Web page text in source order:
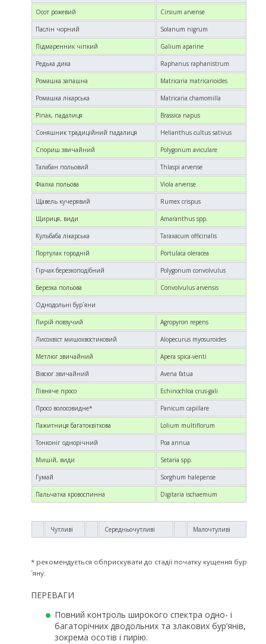
Осот рожевий Cirsium arvense
Паслін чорний Solanum nigrum
Підмаренник чіпкий Galium aparine
Редька дика Raphanus raphanistrum
Ромашка запашна Matricaria matricarioides
Ромашка лікарська Matricaria chamomilla
Ріпак, падалиця Brassica napus
Соняшник традиційний падалиця Helianthus cultus sativus
Спориш звичайний Polygonum aviculare
Талабан польовий Thlaspi arvense
Фіалка польова Viola arvense
Щавель кучерявий Rumex crispus
Щириця, види Amaranthus spp.
Кульбаба лікарська Taraxacum officinalis
Портулак городній Portulaca oleracea
Гірчак березкоподібний Polygonum convolvulus
Березка польова Convolvulus arvensis
Однодольні бур´яни
Пирій повзучий Agropyron repens
Лисохвіст мишохвостиковий Alopecurus myosuroides
Метлюг звичайний Apera spica-venti
Вівсюг звичайний Avena fatua
Півняче просо Echinochloa crus-gali
Просо волосовидне* Panicum capillare
Пажитниця багатоквіткова Lolium multiflorum
Тонконіг однорічний Poa annua
Мишій, види Setaria spp.
Гумай Sorghum halepense
Пальчатка кровоспинна Digitaria ischaemum
Чутливі Середньочутливі Малочтуливі
* рекомендується обприскувати до стадії початку кущення бур
´яну.
ПЕРЕВАГИ
Повний контроль широкого спектра одно- і
багаторічних дводольних та злакових бур’янів,
зокрема осотів і пирію.